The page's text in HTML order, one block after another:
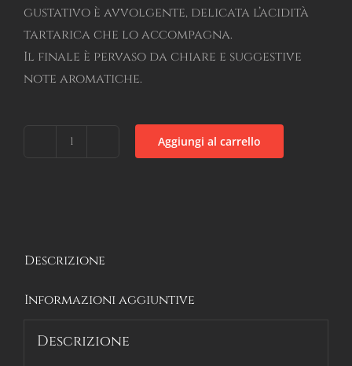
gustativo è avvolgente, delicata l’acidità
tartarica che lo accompagna.
Il finale è pervaso da chiare e suggestive
note aromatiche.
Aggiungi al carrello
Descrizione
Informazioni aggiuntive
Descrizione